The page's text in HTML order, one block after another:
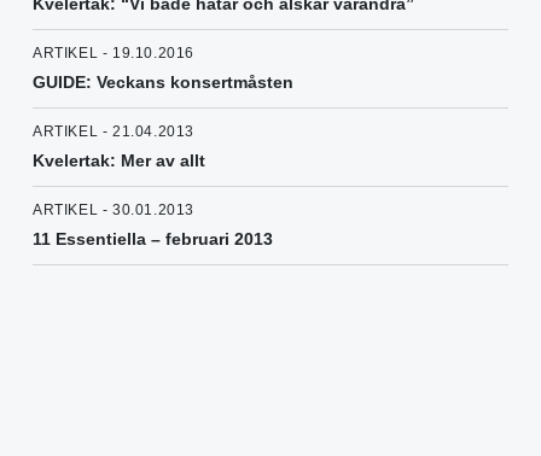
Kvelertak: “Vi både hatar och älskar varandra”
ARTIKEL - 19.10.2016
GUIDE: Veckans konsertmåsten
ARTIKEL - 21.04.2013
Kvelertak: Mer av allt
ARTIKEL - 30.01.2013
11 Essentiella – februari 2013